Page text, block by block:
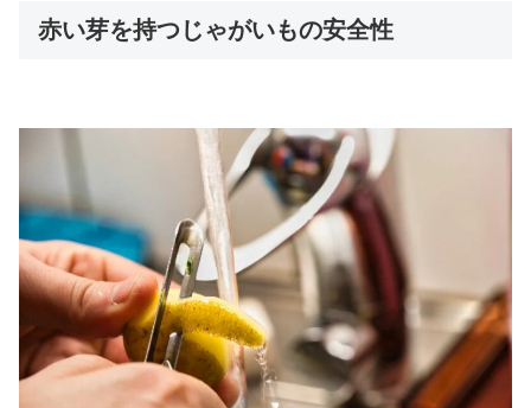
赤い芽を持つじゃがいもの安全性